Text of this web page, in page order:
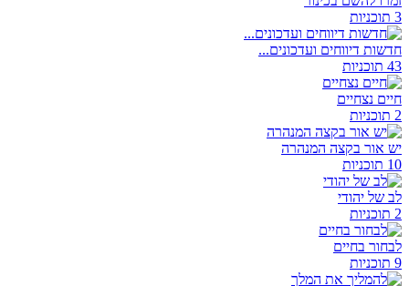
3 תוכניות
חדשות דיווחים ועדכונים...
43 תוכניות
חיים נצחיים
2 תוכניות
יש אור בקצה המנהרה
10 תוכניות
לב של יהודי
2 תוכניות
לבחור בחיים
9 תוכניות